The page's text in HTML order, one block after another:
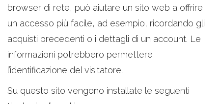
browser di rete, può aiutare un sito web a offrire
un accesso più facile, ad esempio, ricordando gli
acquisti precedenti o i dettagli di un account. Le
informazioni potrebbero permettere
l’identificazione del visitatore.
Su questo sito vengono installate le seguenti